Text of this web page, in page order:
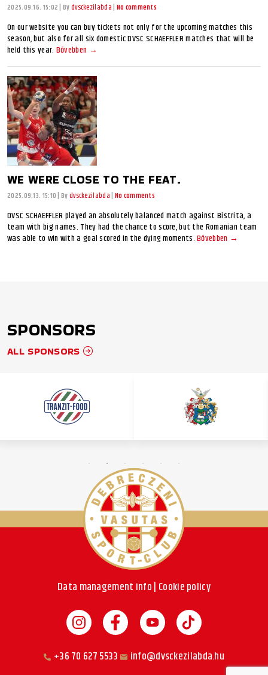
2025.09.16. 15:02 Bydvsckezilabda No comments
On our website you can buy tickets not only for the upcoming matches this
season, but also for all six domestic DVSC SCHAEFFLER matches that will be
held this year. Bővebben →
WE WERE CLOSE TO THE FEAT.
2025.09.13. 15:10 Bydvsckezilabda No comments
DVSC SCHAEFFLER played an absolutely balanced match against Bistrita, a
team with big names. They had the chance to score, but the Romanian team
was able to win with a goal scored in the dying moments.Bővebben →
SPONSORS
ALL SPONSORS
Data management info Cookie policy
+36 70 627 5533 info@dvsckezilabda.hu